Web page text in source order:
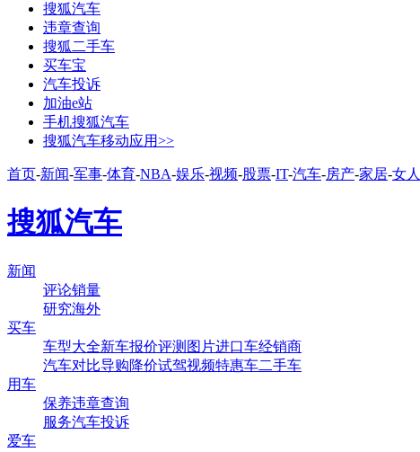
搜狐汽车
违章查询
搜狐二手车
买车宝
汽车投诉
加油e站
手机搜狐汽车
搜狐汽车移动应用>>
首页-新闻-军事-体育-NBA-娱乐-视频-股票-IT-汽车-房产-家居-女人
搜狐汽车
新闻
评论销量
研究海外
买车
车型大全新车报价评测 图片进口车经销商
汽车对比导购降价试驾视频特惠车二手车
用车
保养违章查询
服务汽车投诉
爱车